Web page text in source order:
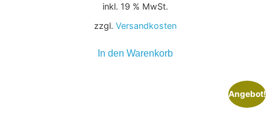
inkl. 19 % MwSt.
zzgl. Versandkosten
In den Warenkorb
Angebot!